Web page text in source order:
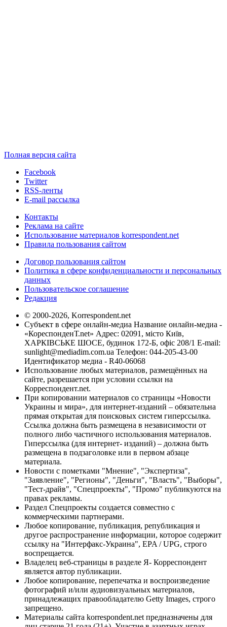
Полная версия сайта
Facebook
Twitter
RSS-ленты
E-mail рассылка
Контакты
Реклама на сайте
Использование материалов korrespondent.net
Правила пользования сайтом
Договор пользования сайтом
Политика в сфере конфиденциальности и персональных
данных
Пользовательское соглашение
Редакция
© 2000-2026, Korrespondent.net
Субъект в сфере онлайн-медиа Название онлайн-медиа -
«КореспонденТ.net» Адрес: 02091, місто Київ,
ХАРКІВСЬКЕ ШОСЕ, будинок 172-Б, офіс 208/1 E-mail:
sunlight@mediadim.com.ua Телефон: 044-205-43-00
Идентификатор медиа - R40-06068
Использование любых материалов, размещённых на
сайте, разрешается при условии ссылки на
Корреспондент.net.
При копировании материалов со страницы «Новости
Украины и мира», для интернет-изданий – обязательна
прямая открытая для поисковых систем гиперссылка.
Ссылка должна быть размещена в независимости от
полного либо частичного использования материалов.
Гиперссылка (для интернет- изданий) – должна быть
размещена в подзаголовке или в первом абзаце
материала.
Новости с пометками "Мнение", "Экспертиза",
"Заявление", "Регионы", "Деньги", "Власть", "Выборы",
"Тест-драйв", "Спецпроекты", "Промо" публикуются на
правах рекламы.
Раздел Спецпроекты создается совместно с
коммерческими партнерами.
Любое копирование, публикация, републикация и
другое распространение информации, которое содержит
ссылку на "Интерфакс-Украина", EPA / UPG, строго
воспрещается.
Владелец веб-страницы в разделе Я- Корреспондент
является автор публикации.
Любое копирование, перепечатка и воспроизведение
фотографий и/или аудиовизуальных материалов,
принадлежащих правообладателю Getty Images, строго
запрещено.
Материалы сайта korrespondent.net предназначены для